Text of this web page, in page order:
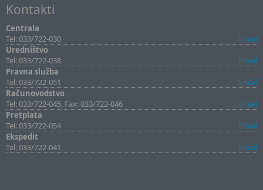
Kontakti
Centrala
Tel: 033/722-030
Email
Uredništvo
Tel: 033/722-038
Email
Pravna služba
Tel: 033/722-051
Email
Računovodstvo
Tel: 033/722-045, Fax: 033/722-046
Email
Pretplata
Tel: 033/722-054
Email
Ekspedit
Tel: 033/722-041
Email